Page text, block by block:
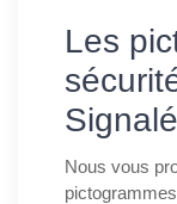
Les
Nous vous